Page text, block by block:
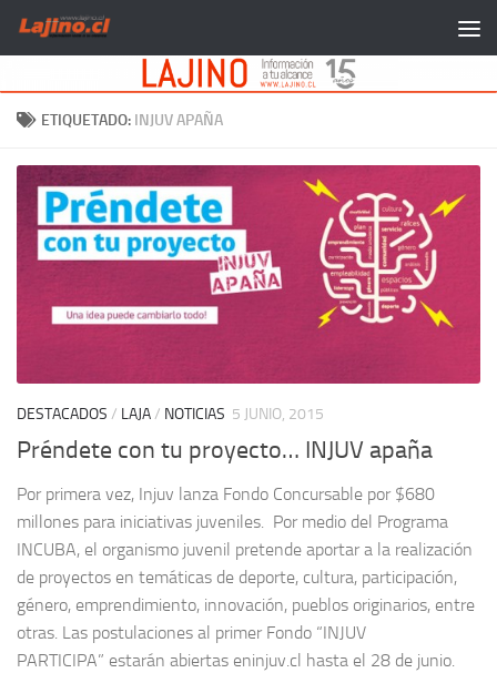
Saltar al contenido
ETIQUETADO: INJUV APAÑA
DESTACADOS / LAJA/ NOTICIAS 5 JUNIO, 2015
Préndete con tu proyecto… INJUV apaña
Por primera vez, Injuv lanza Fondo Concursable por $680
millones para iniciativas juveniles. Por medio del Programa
INCUBA, el organismo juvenil pretende aportar a la realización
de proyectos en temáticas de deporte, cultura, participación,
género, emprendimiento, innovación, pueblos originarios, entre
otras. Las postulaciones al primer Fondo “INJUV
PARTICIPA” estarán abiertas eninjuv.cl hasta el 28 de junio.